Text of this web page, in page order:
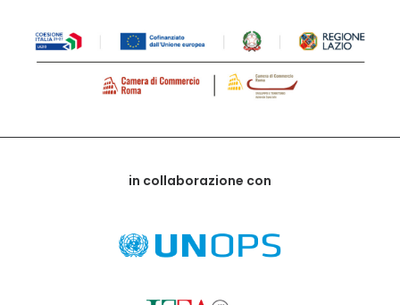
in collaborazione con